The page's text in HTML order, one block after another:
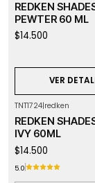
REDKEN
PEWTER 60 ML
$14.500
VER
TNT1724|redken
REDKEN
IVY 60ML
$14.500
5.0